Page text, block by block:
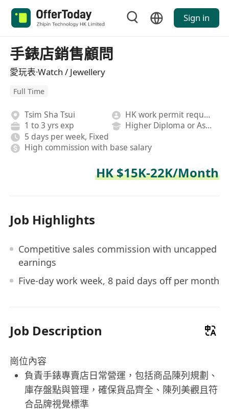
Sign in
手錶店銷售顧問
愛玩表·Watch / Jewellery
Full Time
Tsim Sha Tsui
HK work permit required
1 to 3 yrs exp
Higher Diploma or Associate Degree
5 days per week, Fixed
High commission with base salary
HK $15K-22K/Month
Job Highlights
Competitive sales commission with uncapped
earnings
Five-day work week, 8 paid days off per month
Job Description
崗位內容
負責手錶專賣店日常營運，包括商品陳列規劃、
庫存盤點與管理，確保貨品齊全、陳列美觀且符
合品牌視覺標準